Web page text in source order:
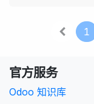
1
官方服务
Odoo 知识库